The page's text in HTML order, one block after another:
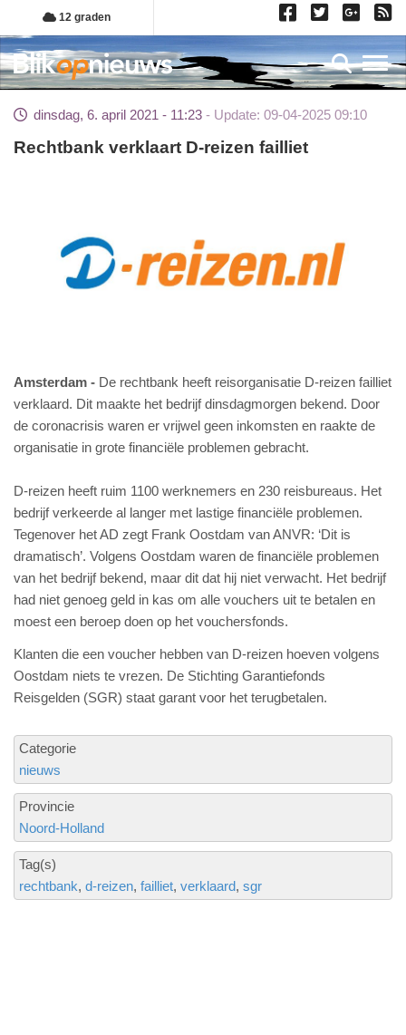
Overslaan
en
naar
de
gaan
12 graden
dinsdag, 6. april 2021 - 11:23 Update: 09-04-2025 09:10
Rechtbank verklaart D-reizen failliet
Amsterdam
De rechtbank heeft reisorganisatie D-reizen failliet
verklaard. Dit maakte het bedrijf dinsdagmorgen bekend. Door
de coronacrisis waren er vrijwel geen inkomsten en raakte de
organisatie in grote financiële problemen gebracht.
D-reizen heeft ruim 1100 werknemers en 230 reisbureaus. Het
bedrijf verkeerde al langer met lastige financiële problemen.
Tegenover het AD zegt Frank Oostdam van ANVR: ‘Dit is
dramatisch’. Volgens Oostdam waren de financiële problemen
van het bedrijf bekend, maar dit dat hij niet verwacht. Het bedrijf
had niet genoeg geld in kas om alle vouchers uit te betalen en
moest een beroep doen op het vouchersfonds.
Klanten die een voucher hebben van D-reizen hoeven volgens
Oostdam niets te vrezen. De Stichting Garantiefonds
Reisgelden (SGR) staat garant voor het terugbetalen.
Categorie
nieuws
Provincie
Noord-Holland
Tag(s)
rechtbank d-reizen failliet verklaard sgr